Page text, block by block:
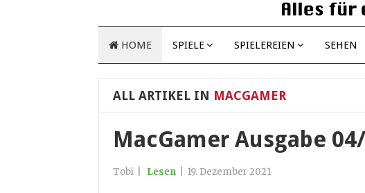
HOME SPIELE SPIELEREIEN SEHEN
ALL ARTIKEL IN MACGAMER
MacGamer Ausgabe
Tobi Lesen 19. Dezember 2021